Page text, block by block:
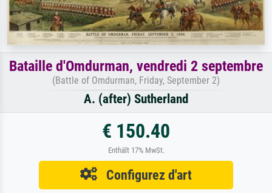
Bataille d'Omdurman, vendredi 2 septembre
(Battle of Omdurman, Friday, September 2)
A. (after) Sutherland
€ 150.40
Enthält 17% MwSt.
Configurez d'art